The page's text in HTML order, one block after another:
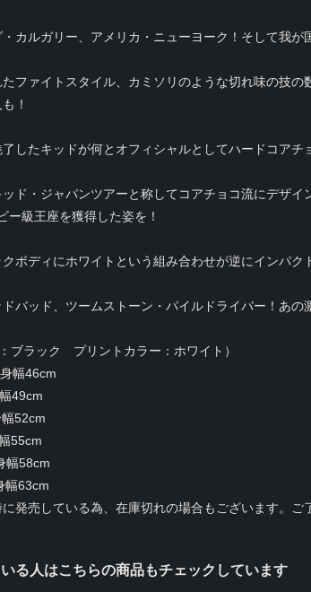
カルガリー、アメリカ・ニューヨーク！そして我が
ファイトスタイル、カミソリのような切れ味の技
！
したキッドが何とオフィシャルとしてハードコアチ
ド・ジャパンツアーと称してコアチョコ流にデザ
ー級王座を獲得した姿を！
ボディにホワイトという組み合わせが逆にインパク
バッド、ツームストーン・パイルドライバー！あの
ブラック プリントカラー：ホワイト）
幅46cm
49cm
52cm
55cm
幅58cm
幅63cm
発売している為、在庫切れの場合もございます。ご
る人はこちらの商品もチェックしています